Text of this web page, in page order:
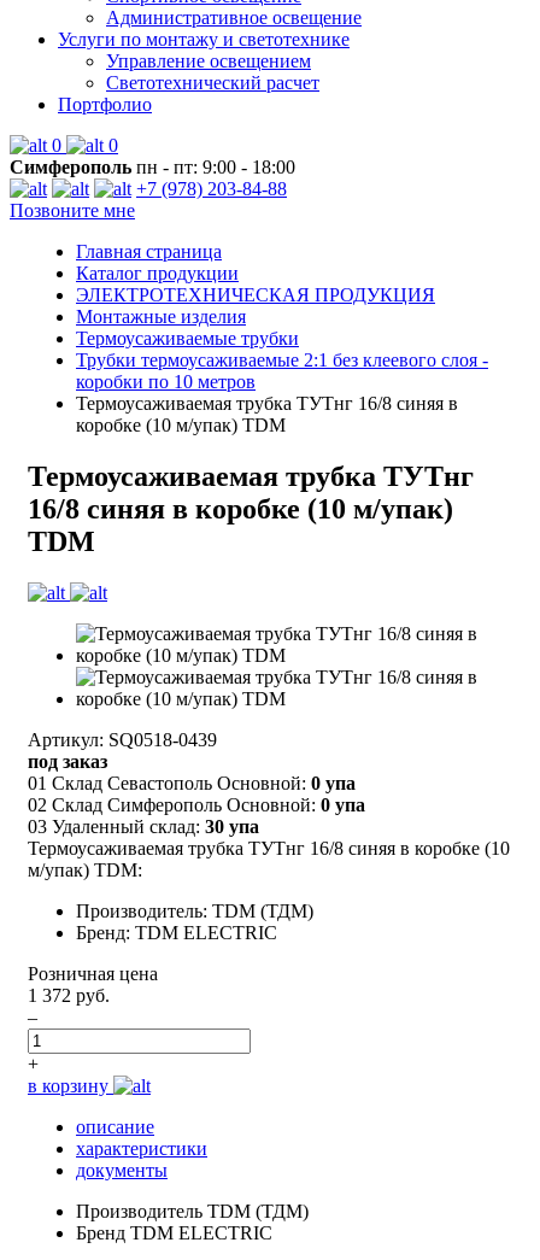
Административное освещение
Услуги по монтажу и светотехнике
Управление освещением
Светотехнический расчет
Портфолио
0
0
Симферополь пн - пт: 9:00 - 18:00
+7 (978) 203-84-88
Позвоните мне
Главная страница
Каталог продукции
ЭЛЕКТРОТЕХНИЧЕСКАЯ ПРОДУКЦИЯ
Монтажные изделия
Термоусаживаемые трубки
Трубки термоусаживаемые 2:1 без клеевого слоя -
коробки по 10 метров
Термоусаживаемая трубка ТУТнг 16/8 синяя в
коробке (10 м/упак) TDM
Термоусаживаемая трубка ТУТнг
16/8 синяя в коробке (10 м/упак)
TDM
Артикул: SQ0518-0439
под заказ
01 Склад Севастополь Основной: 0 упа
02 Склад Симферополь Основной: 0 упа
03 Удаленный склад: 30 упа
Термоусаживаемая трубка ТУТнг 16/8 синяя в коробке (10
м/упак) TDM:
Производитель: TDM (ТДМ)
Бренд: TDM ELECTRIC
Розничная цена
1 372 руб.
–
+
в корзину
описание
характеристики
документы
Производитель TDM (ТДМ)
Бренд TDM ELECTRIC